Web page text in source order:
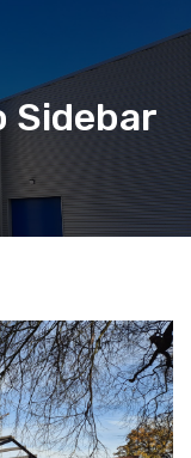
Sidebar